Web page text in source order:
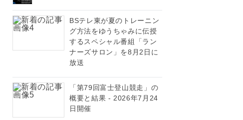
BSテレ東が夏のトレーニン
グ方法をゆうちゃみに伝授
するスペシャル番組「ラン
ナーズサロン」を8月2日に
放送
「第79回富士登山競走」の
概要と結果 - 2026年7月24
日開催